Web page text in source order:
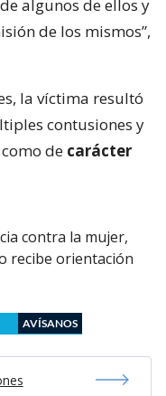
algunos de ellos y
de los mismos”,
la víctima resultó
contusiones y
de carácter
contra la mujer,
recibe orientación
AVÍSANOS